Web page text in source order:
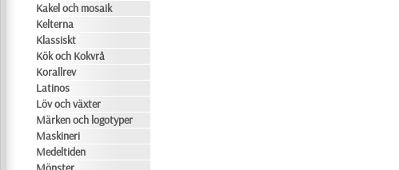
Kakel och mosaik
Kelterna
Klassiskt
Kök och Kokvrå
Korallrev
Latinos
Löv och växter
Märken och logotyper
Maskineri
Medeltiden